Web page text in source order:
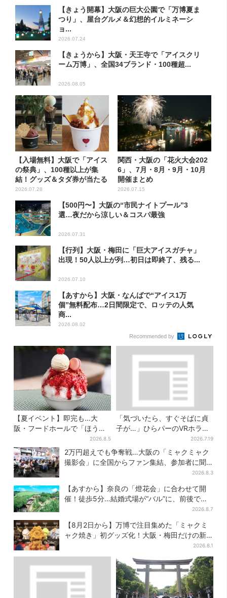
【きょう開幕】大阪の巨大公園で「万博夏ま
つり」、屋台グルメ＆幻想的イルミネーシ
ョ...
2026.07.24
【きょうから】大阪・天王寺で「アイスクリ
ーム万博」、全国34ブランド・100種超...
2026.08.05
【入場無料】大阪で「アイス
の祭典」、100種以上が集
結！グッズ＆タダ券が当たる
巨...
2026.07.28
関西・大阪の「花火大会202
6」、7月・8月・9月・10月
開催まとめ
2026.07.15
【500円〜】大阪の“市民ナイトプール”3
選…夜だから涼しい＆コスパ最強
2026.07.31
【行列】大阪・梅田に「巨大アイスガチャ」
出現！50人以上が列…初日は即終了、残る...
2026.07.10
【あすから】大阪・なんばで“アイス1万
個”無料配布…2日間限定で、ロッテの人気
商...
2026.08.02
Recommended by
【夏イベント】即完も…大
阪・フードホールで「ほうせ
き箱」の“限定かき氷”が復
活！一夜限りの盆踊りも
2026.8.5
「気づいたら、すぐそばに貞
子が…」ひらパーのVRホラ
ー、1kmの迷宮で”逃げ切れな
い恐怖”体験
2026.7.19
2万円超えでも争奪戦…大阪の「ミャクミャク
撮影会」に全国からファン集結、参加者に聞
2026.8.3
【あすから】奈良の「燈花会」に合わせて開
催！徒歩5分…結婚式場が“バル”に、前後で食
2026.8.7
【8月2日から】万博で注目集めた「ミャクミ
ャク焼き」初グッズ化！大阪・梅田だけの新
2026.8.1